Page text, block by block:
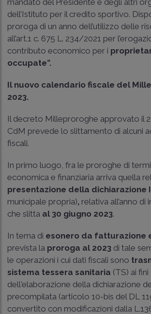
dell’Istituto per il credito sportivo.
proroga di un anno dell’utilizzo delle
all’art.1 c. 675 L. 234/2021 per
contributo economico per i
occupate”.
Il nuovo calendario fiscale del
2023.
Il decreto Milleproroghe approvato il
CdM prevede lo slittamento di alcuni
fiscali.
In primo luogo, fra le proroghe di
economica e finanziaria arriva quella
presentazione della dichiarazione
municipale propria), relativa all’anno di
che slitta al 30 giugno 2023.
In tema di esonero da fatturazione
prevista la proroga al 2023 di tale
le operazioni i cui dati fiscali sono
sistema tessera sanitaria (TS) ai fini
dell'elaborazione della dichiarazione
precompilata (articolo 10-bis del DL
convertito con modificazioni dalla